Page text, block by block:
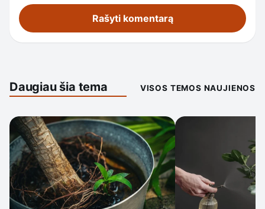
Daugiau šia tema VISOS TEMOS NAUJIENOS